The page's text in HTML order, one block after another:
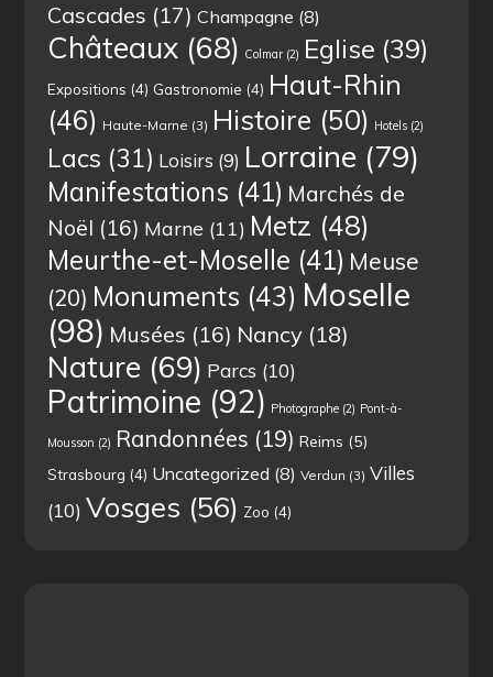
Cascades (17) Champagne (8)
Châteaux (68) Colmar (2) Eglise (39)
Expositions (4) Gastronomie (4) Haut-Rhin
(46) Haute-Marne (3) Histoire (50) Hotels (2)
Lacs (31) Loisirs (9) Lorraine (79)
Manifestations (41) Marchés de
Noël (16) Marne (11) Metz (48)
Meurthe-et-Moselle (41) Meuse
(20) Monuments (43) Moselle
(98) Musées (16) Nancy (18)
Nature (69) Parcs (10)
Patrimoine (92) Photographe (2) Pont-à-
Mousson (2) Randonnées (19) Reims (5)
Strasbourg (4) Uncategorized (8) Verdun (3) Villes
(10) Vosges (56) Zoo (4)